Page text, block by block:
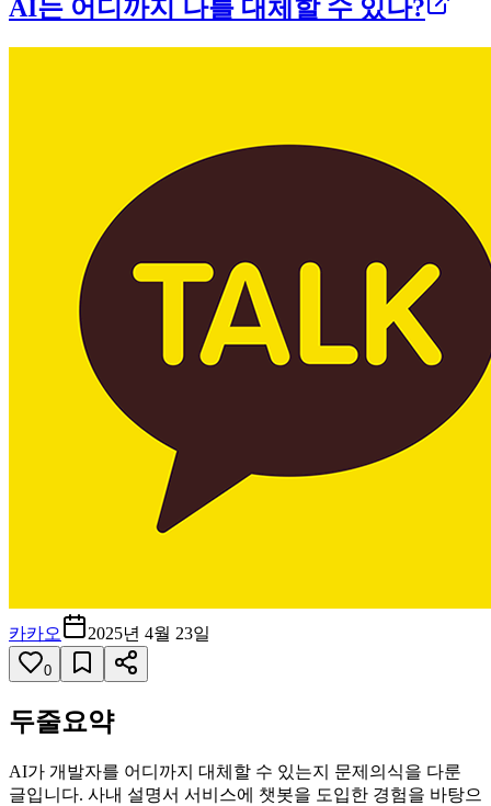
AI는 어디까지 나를 대체할 수 있나?
카카오 2025년 4월 23일
0
두줄요약
AI가 개발자를 어디까지 대체할 수 있는지 문제의식을 다룬
글입니다. 사내 설명서 서비스에 챗봇을 도입한 경험을 바탕으